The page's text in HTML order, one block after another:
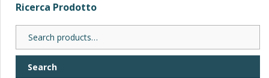
Ricerca Prodotto
Search
for:
Search